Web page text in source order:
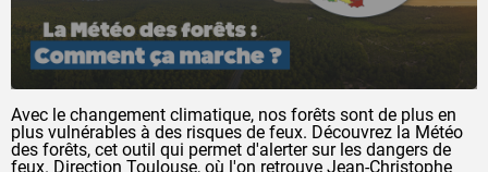
Avec le changement climatique, nos forêts sont de plus en
plus vulnérables à des risques de feux. Découvrez la Météo
des forêts, cet outil qui permet d'alerter sur les dangers de
feux. Direction Toulouse, où l'on retrouve Jean-Christophe